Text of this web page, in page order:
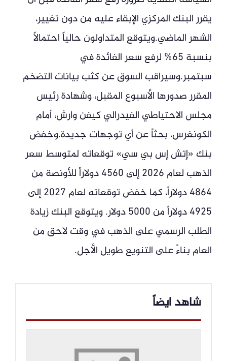
يقرر البنك المركزي الإبقاء عليه من دون تغيير،
الشهر الماضي.ويتوقع المتداولون حالياً احتمالاً
بنسبة 65% لرفع سعر الفائدة في
سبتمبر.وسيراقب السوق عن كثب بيانات التضخم
المقرر صدورها الأسبوع المقبل، وشهادة رئيس
مجلس الاحتياطي الفيدرالي كيفن وارش، أمام
الكونغرس، بحثاً عن أي توجهات جديدة.وخفض
بنك «إتش إس بي سي» توقعاته لمتوسط ​​سعر
الذهب لعام 2026 إلى 4560 دولاراً للأونصة من
4864 دولاراً، كما خفض توقعاته لعام 2027 إلى
4925 دولاراً من 5000 دولار. ويتوقع البنك زيادة
الطلب الرسمي على الذهب في وقت لاحق من
العام بناءً على التنويع طويل الأجل.
شاهد ايضاً